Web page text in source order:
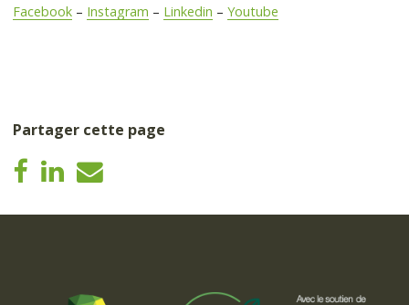
Facebook – Instagram – Linkedin –Youtube
Partager cette page